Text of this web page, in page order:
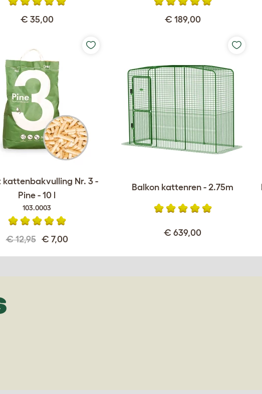
€ 35,00 € 189,00
kattenbakvulling Nr. 3 -
Pine - 10 l
103.0003
€ 12,95 € 7,00
Balkon kattenren - 2.75m
€ 639,00